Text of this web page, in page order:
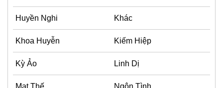
Huyền Nghi Khác
Khoa Huyễn Kiếm Hiệp
Kỳ Ảo Linh Dị
Mạt Thế Ngôn Tình